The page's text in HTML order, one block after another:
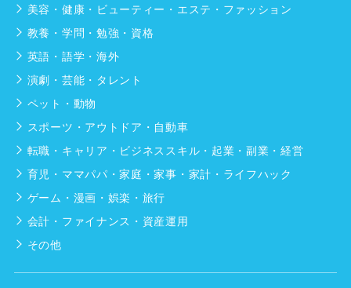
美容・健康・ビューティー・エステ・ファッション
教養・学問・勉強・資格
英語・語学・海外
演劇・芸能・タレント
ペット・動物
スポーツ・アウトドア・自動車
転職・キャリア・ビジネススキル・起業・副業・経営
育児・ママパパ・家庭・家事・家計・ライフハック
ゲーム・漫画・娯楽・旅行
会計・ファイナンス・資産運用
その他